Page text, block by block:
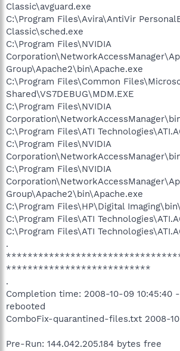
Classic\avguard.exe
C:\Program Files\Avira\AntiVir
Classic\sched.exe
C:\Program Files\NVIDIA
Group\Apache2\bin\Apache.exe
C:\Program Files\Common
Shared\VS7DEBUG\MDM.EXE
C:\Program Files\NVIDIA
C:\Program Files\ATI
C:\Program Files\NVIDIA
C:\Program Files\NVIDIA
Group\Apache2\bin\Apache.exe
C:\Program Files\HP\Digital
C:\Program Files\ATI
C:\Program Files\ATI
.
***************************
.
Completion time: 2008-10-09 10:45:40
rebooted
ComboFix-quarantined-files.txt 2008-
Pre-Run: 144.042.205.184 bytes free